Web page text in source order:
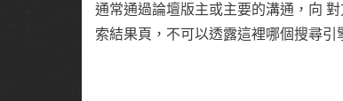
通常通過論壇版主或主要的溝通，向
索結果頁，不可以透露這裡哪個搜尋引